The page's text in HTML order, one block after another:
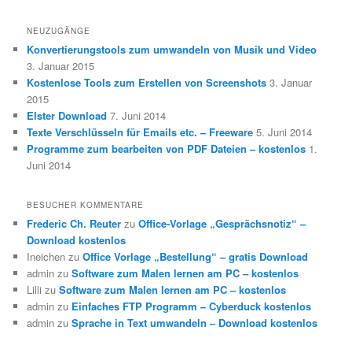
NEUZUGÄNGE
Konvertierungstools zum umwandeln von Musik und Video
3. Januar 2015
Kostenlose Tools zum Erstellen von Screenshots 3. Januar
2015
Elster Download 7. Juni 2014
Texte Verschlüsseln für Emails etc. – Freeware 5. Juni 2014
Programme zum bearbeiten von PDF Dateien – kostenlos 1.
Juni 2014
BESUCHER KOMMENTARE
Frederic Ch. Reuter zuOffice-Vorlage „Gesprächsnotiz“ –
Download kostenlos
Ineichen zuOffice Vorlage „Bestellung“ – gratis Download
admin zuSoftware zum Malen lernen am PC – kostenlos
Lilli zuSoftware zum Malen lernen am PC – kostenlos
admin zu Einfaches FTP Programm – Cyberduck kostenlos
admin zuSprache in Text umwandeln – Download kostenlos